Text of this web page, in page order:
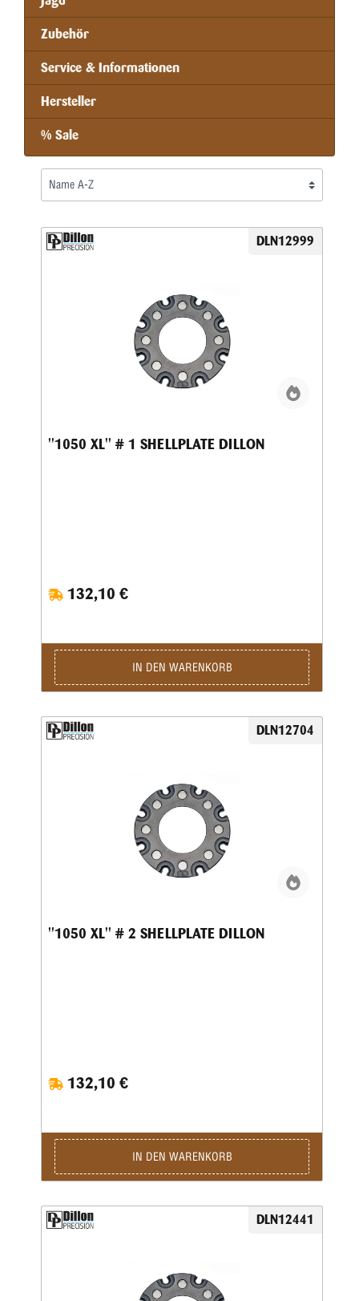
Zubehör
Service & Informationen
Hersteller
% Sale
DLN12999
''1050 XL'' # 1 SHELLPLATE DILLON
132,10 €
IN DEN WARENKORB
DLN12704
''1050 XL'' # 2 SHELLPLATE DILLON
132,10 €
IN DEN WARENKORB
DLN12441